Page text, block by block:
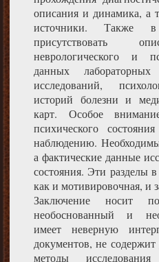
описания и динамика, а
источники. Также в
присутствовать
неврологического и
данных
исследований,
историй болезни и
карт. Особое
психического
наблюдению.
а фактические данные
состояния. Эти разделы в
как и мотивировочная, и
Заключение носит
необоснованный и
имеет неверную
документов, не
методы